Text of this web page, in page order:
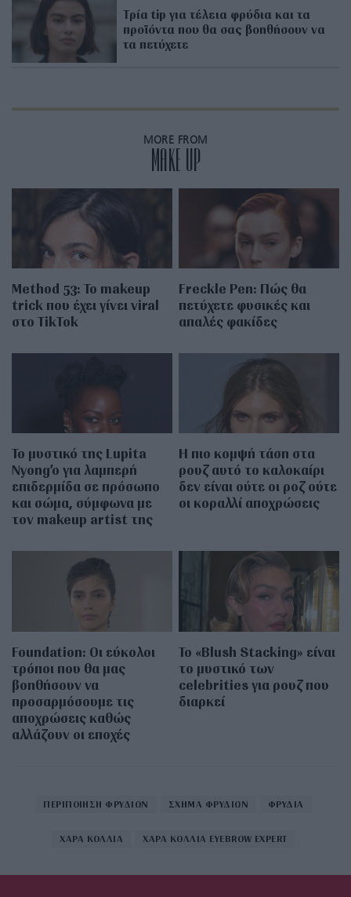
Τρία tip για τέλεια φρύδια και τα
προϊόντα που θα σας βοηθήσουν να
τα πετύχετε
MORE FROM
MAKE UP
Method 53: Το makeup
trick που έχει γίνει viral
στο TikTok
Freckle Pen: Πώς θα
πετύχετε φυσικές και
απαλές φακίδες
Το μυστικό της Lupita
Nyong’o για λαμπερή
επιδερμίδα σε πρόσωπο
και σώμα, σύμφωνα με
τον makeup artist της
Η πιο κομψή τάση στα
ρουζ αυτό το καλοκαίρι
δεν είναι ούτε οι ροζ ούτε
οι κοραλλί αποχρώσεις
Foundation: Οι εύκολοι
τρόποι που θα μας
βοηθήσουν να
προσαρμόσουμε τις
αποχρώσεις καθώς
αλλάζουν οι εποχές
Το «Blush Stacking» είναι
το μυστικό των
celebrities για ρουζ που
διαρκεί
ΠΕΡΙΠΟΙΗΣΗ ΦΡΥΔΙΩΝ ΣΧΗΜΑ ΦΡΥΔΙΩΝ ΦΡΥΔΙΑ
ΧΑΡΑ ΚΟΛΛΙΑ ΧΑΡΑ ΚΟΛΛΙΑ EYEBROW EXPERT